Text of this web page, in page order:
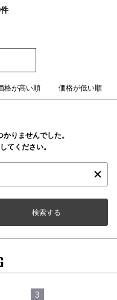
件
格が高い順 価格が低い順
りませんでした。
てください。
3